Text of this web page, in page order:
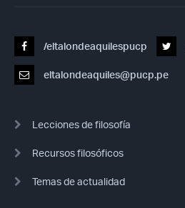
/eltalondeaquilespucp
eltalondeaquiles@pucp.pe
Lecciones de filosofía
Recursos filosóficos
Temas de actualidad